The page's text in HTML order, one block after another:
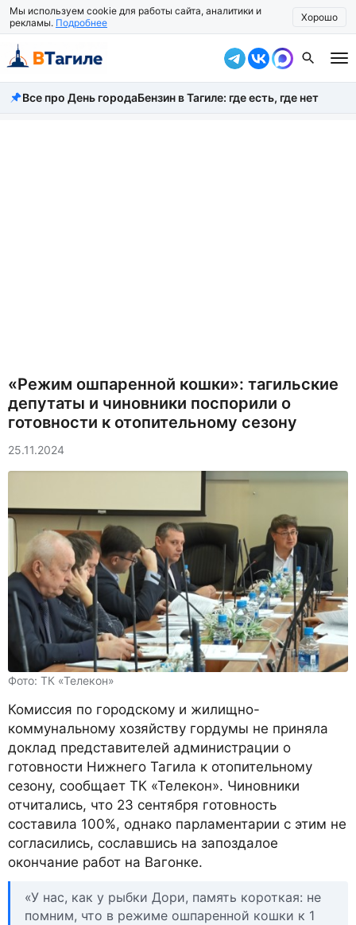
Мы используем cookie для работы сайта, аналитики и
рекламы. Подробнее Хорошо
Все новости
Все про День городаБензин в Тагиле: где есть, где нет
«Режим ошпаренной кошки»: тагильские
депутаты и чиновники поспорили о
готовности к отопительному сезону
25.11.2024
Фото: ТК «Телекон»
Комиссия по городскому и жилищно-
коммунальному хозяйству гордумы не приняла
доклад представителей администрации о
готовности Нижнего Тагила к отопительному
сезону, сообщает ТК «Телекон». Чиновники
отчитались, что 23 сентября готовность
составила 100%, однако парламентарии с этим не
согласились, сославшись на запоздалое
окончание работ на Вагонке.
«У нас, как у рыбки Дори, память короткая: не
помним, что в режиме ошпаренной кошки к 1